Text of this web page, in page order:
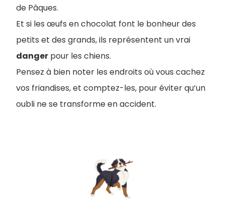
de Pâques.
Et si les œufs en chocolat font le bonheur des
petits et des grands, ils représentent un vrai
danger pour les chiens.
Pensez à bien noter les endroits où vous cachez
vos friandises, et comptez-les, pour éviter qu’un
oubli ne se transforme en accident.